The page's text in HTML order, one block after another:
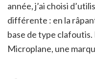
année, j’ai choisi
différente : en la
base de type clafoutis.
Microplane, une